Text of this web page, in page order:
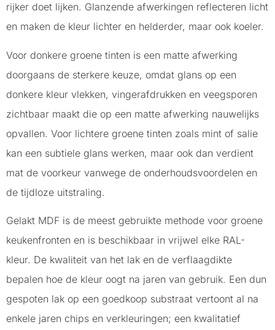
rijker doet lijken. Glanzende afwerkingen reflecteren licht
en maken de kleur lichter en helderder, maar ook koeler.
Voor donkere groene tinten is een matte afwerking
doorgaans de sterkere keuze, omdat glans op een
donkere kleur vlekken, vingerafdrukken en veegsporen
zichtbaar maakt die op een matte afwerking nauwelijks
opvallen. Voor lichtere groene tinten zoals mint of salie
kan een subtiele glans werken, maar ook dan verdient
mat de voorkeur vanwege de onderhoudsvoordelen en
de tijdloze uitstraling.
Gelakt MDF is de meest gebruikte methode voor groene
keukenfronten en is beschikbaar in vrijwel elke RAL-
kleur. De kwaliteit van het lak en de verflaagdikte
bepalen hoe de kleur oogt na jaren van gebruik. Een dun
gespoten lak op een goedkoop substraat vertoont al na
enkele jaren chips en verkleuringen; een kwalitatief